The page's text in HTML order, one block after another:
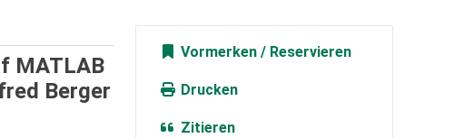
MATLAB
Berger
Vormerken
Drucken
Zitieren